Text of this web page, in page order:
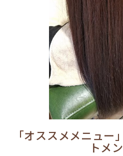
「オススメメニュ
トメ